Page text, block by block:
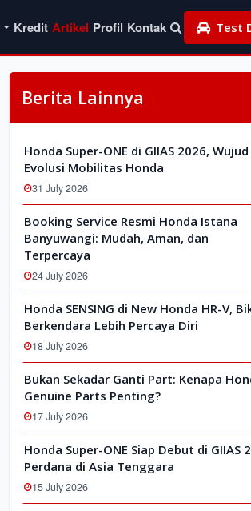
Kredit Artikel Profil Kontak Test
Berita Lainnya
Honda Super-ONE di GIIAS 2026, Wujud
Evolusi Mobilitas Honda
31 July 2026
Booking Service Resmi Honda Istana
Banyuwangi: Mudah, Aman, dan
Terpercaya
24 July 2026
Honda SENSING di New Honda HR-V,
Berkendara Lebih Percaya Diri
18 July 2026
Bukan Sekadar Ganti Part: Kenapa
Genuine Parts Penting?
17 July 2026
Honda Super-ONE Siap Debut di GIIAS
Perdana di Asia Tenggara
15 July 2026